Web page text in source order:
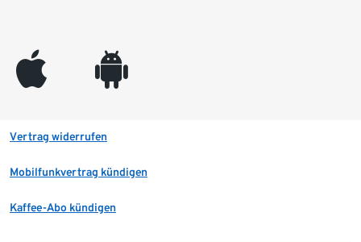
appleinc android
Vertrag widerrufen
Mobilfunkvertrag kündigen
Kaffee-Abo kündigen